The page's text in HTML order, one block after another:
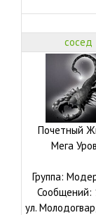
сосед
Почетный
Мега
Группа:
Сообщений:
ул.